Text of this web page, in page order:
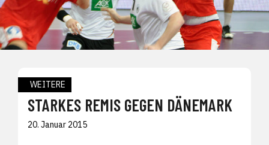
WEITERE
STARKES REMIS GEGEN DÄNEMARK
20. Januar 2015